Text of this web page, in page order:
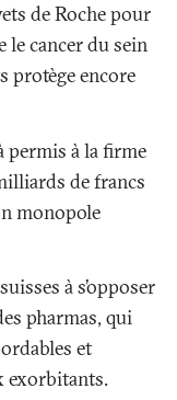
de Roche pour
le cancer du sein
protège encore
permis à la firme
de francs
monopole
à s’opposer
pharmas, qui
et
exorbitants.